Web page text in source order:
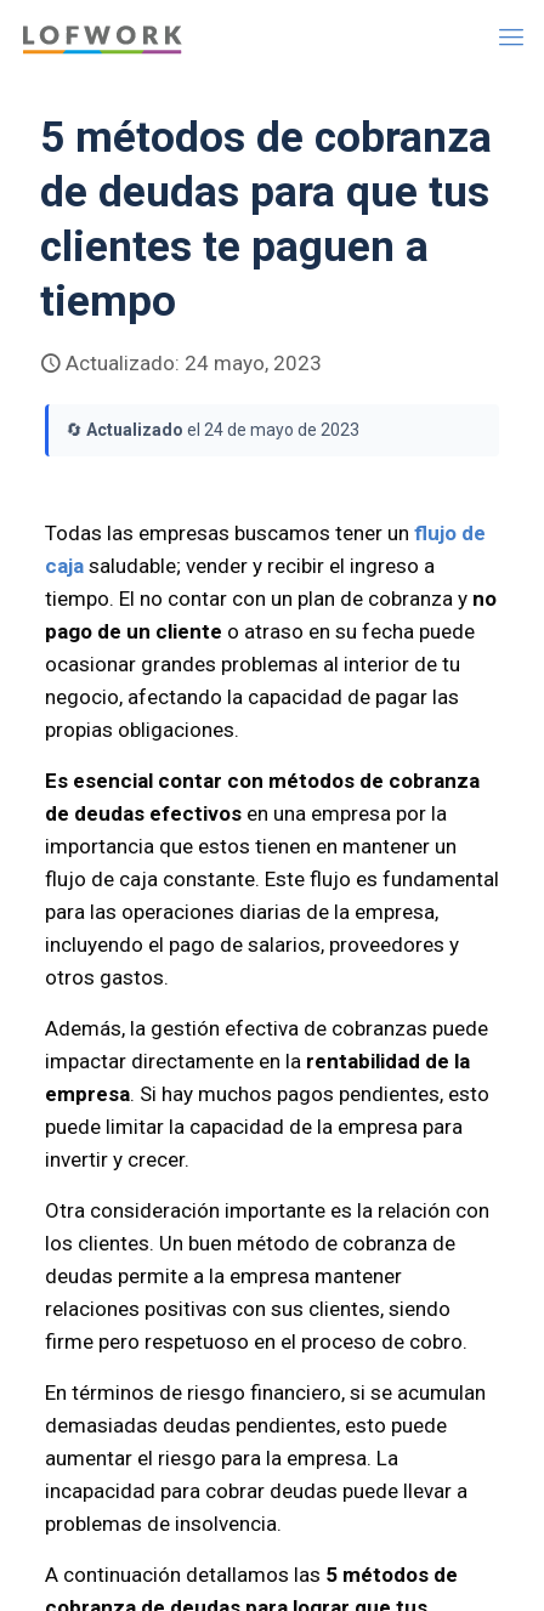
5 métodos de cobranza
de deudas para que tus
clientes te paguen a
tiempo
Actualizado: 24 mayo, 2023
🔄 Actualizado el 24 de mayo de 2023
Todas las empresas buscamos tener un flujo de
cajasaludable; vender y recibir el ingreso a
tiempo. El no contar con un plan de cobranza y no
pago de un cliente o atraso en su fecha puede
ocasionar grandes problemas al interior de tu
negocio, afectando la capacidad de pagar las
propias obligaciones.
Es esencial contar con métodos de cobranza
de deudas efectivosen una empresa por la
importancia que estos tienen en mantener un
flujo de caja constante. Este flujo es fundamental
para las operaciones diarias de la empresa,
incluyendo el pago de salarios, proveedores y
otros gastos.
Además, la gestión efectiva de cobranzas puede
impactar directamente en larentabilidad de la
empresa. Si hay muchos pagos pendientes, esto
puede limitar la capacidad de la empresa para
invertir y crecer.
Otra consideración importante es la relación con
los clientes. Un buen método de cobranza de
deudas permite a la empresa mantener
relaciones positivas con sus clientes, siendo
firme pero respetuoso en el proceso de cobro.
En términos de riesgo financiero, si se acumulan
demasiadas deudas pendientes, esto puede
aumentar el riesgo para la empresa. La
incapacidad para cobrar deudas puede llevar a
problemas de insolvencia.
A continuación detallamos las 5 métodos de